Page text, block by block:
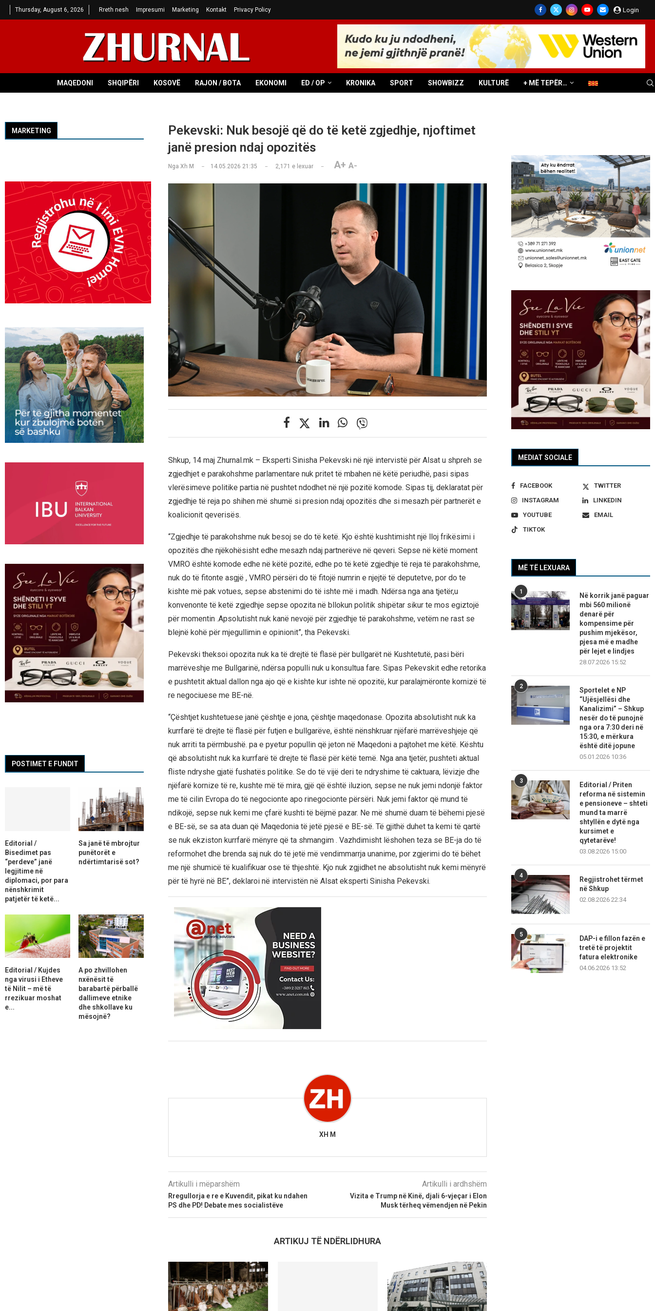
Thursday, August 6, 2026 Rreth nesh Impresumi Marketing Kontakt Privacy Policy Login
MAQEDONI SHQIPËRI KOSOVË RAJON / BOTA EKONOMI ED / OP KRONIKA SPORT SHOWBIZZ KULTURË + MË TEPËR…
Pekevski: Nuk besojë që do të ketë zgjedhje, njoftimet
janë presion ndaj opozitës
Nga Xh M 14.05.2026 21:35 2,171 e lexuar A+ A-
Shkup, 14 maj Zhurnal.mk – Eksperti Sinisha Pekevski në një intervistë për Alsat u shpreh se
zgjedhjet e parakohshme parlamentare nuk pritet të mbahen në këtë periudhë, pasi sipas
vlerësimeve politike partia në pushtet ndodhet në një pozitë komode. Sipas tij, deklaratat për
zgjedhje të reja po shihen më shumë si presion ndaj opozitës dhe si mesazh për partnerët e
koalicionit qeverisës.
“Zgjedhje të parakohshme nuk besoj se do të ketë. Kjo është kushtimisht një lloj frikësimi i
opozitës dhe njëkohësisht edhe mesazh ndaj partnerëve në qeveri. Sepse në këtë moment
VMRO është komode edhe në këtë pozitë, edhe po të ketë zgjedhje të reja të parakohshme,
nuk do të fitonte asgjë , VMRO përsëri do të fitojë numrin e njejtë të deputetve, por do te
kishte më pak votues, sepse abstenimi do të ishte më i madh. Ndërsa nga ana tjetër,u
konvenonte të ketë zgjedhje sepse opozita në bllokun politik shipëtar sikur te mos egiztojë
për momentin .Apsolutisht nuk kanë nevojë për zgjedhje të parakohshme, vetëm ne rast se
blejnë kohë për mjegullimin e opinionit”, tha Pekevski.
Pekevski theksoi opozita nuk ka të drejtë të flasë për bullgarët në Kushtetutë, pasi bëri
marrëveshje me Bullgarinë, ndërsa populli nuk u konsultua fare. Sipas Pekevskit edhe retorika
e pushtetit aktual dallon nga ajo që e kishte kur ishte në opozitë, kur paralajmëronte kornizë të
re negociuese me BE-në.
“Çështjet kushtetuese janë çështje e jona, çështje maqedonase. Opozita absolutisht nuk ka
kurrfarë të drejte të flasë për futjen e bullgarëve, është nënshkruar njëfarë marrëveshjeje që
nuk arriti ta përmbushë. pa e pyetur popullin që jeton në Maqedoni a pajtohet me këtë. Kështu
që absolutisht nuk ka kurrfarë të drejte të flasë për këtë temë. Nga ana tjetër, pushteti aktual
fliste ndryshe gjatë fushatës politike. Se do të vijë deri te ndryshime të caktuara, lëvizje dhe
njëfarë kornize të re, kushte më të mira, gjë që është iluzion, sepse ne nuk jemi ndonjë faktor
me të cilin Evropa do të negocionte apo rinegocionte përsëri. Nuk jemi faktor që mund të
ndikojë, sepse nuk kemi me çfarë kushti të bëjmë pazar. Ne më shumë duam të bëhemi pjesë
e BE-së, se sa ata duan që Maqedonia të jetë pjesë e BE-së. Të gjithë duhet ta kemi të qartë
se nuk ekziston kurrfarë mënyre që ta shmangim . Vazhdimisht lëshohen teza se BE-ja do të
reformohet dhe brenda saj nuk do të jetë më vendimmarrja unanime, por zgjerimi do të bëhet
me një shumicë të kualifikuar ose të thjeshtë. Kjo nuk zgjidhet ne absolutisht nuk kemi mënyrë
për të hyrë në BE”, deklaroi në intervistën në Alsat eksperti Sinisha Pekevski.
XH M
Artikulli i mëparshëm
Rregullorja e re e Kuvendit, pikat ku ndahen
PS dhe PD! Debate mes socialistëve
Artikulli i ardhshëm
Vizita e Trump në Kinë, djali 6-vjeçar i Elon
Musk tërheq vëmendjen në Pekin
ARTIKUJ TË NDËRLIDHURA
MEDIAT SOCIALE
FACEBOOK
TWITTER
INSTAGRAM
LINKEDIN
YOUTUBE
EMAIL
TIKTOK
MË TË LEXUARA
1
Në korrik janë paguar
mbi 560 milionë
denarë për
kompensime për
pushim mjekësor,
pjesa më e madhe
për lejet e lindjes
28.07.2026 15:52
2
Sportelet e NP
“Ujësjellësi dhe
Kanalizimi” – Shkup
nesër do të punojnë
nga ora 7:30 deri në
15:30, e mërkura
është ditë jopune
05.01.2026 10:36
3
Editorial / Priten
reforma në sistemin
e pensioneve – shteti
mund ta marrë
shtyllën e dytë nga
kursimet e
qytetarëve!
03.08.2026 15:00
4
Regjistrohet tërmet
në Shkup
02.08.2026 22:34
5
DAP-i e fillon fazën e
tretë të projektit
fatura elektronike
04.06.2026 13:52
MARKETING
POSTIMET E FUNDIT
Editorial /
Bisedimet pas
“perdeve” janë
legjitime në
diplomaci, por para
nënshkrimit
patjetër të ketë...
Sa janë të mbrojtur
punëtorët e
ndërtimtarisë sot?
Editorial / Kujdes
nga virusi i Etheve
të Nilit – më të
rrezikuar moshat
e...
A po zhvillohen
nxënësit të
barabartë përballë
dallimeve etnike
dhe shkollave ku
mësojnë?